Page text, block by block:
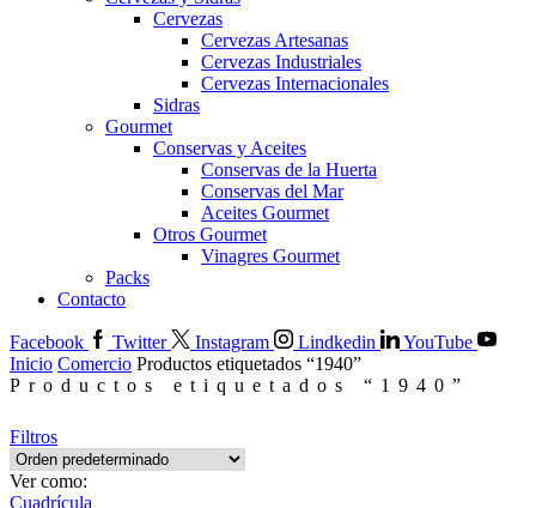
Cervezas
Cervezas Artesanas
Cervezas Industriales
Cervezas Internacionales
Sidras
Gourmet
Conservas y Aceites
Conservas de la Huerta
Conservas del Mar
Aceites Gourmet
Otros Gourmet
Vinagres Gourmet
Packs
Contacto
Facebook Twitter Instagram Lindkedin
YouTube
Inicio Comercio Productos etiquetados “1940”
Productos etiquetados “1940”
Filtros
Ver como:
Cuadrícula